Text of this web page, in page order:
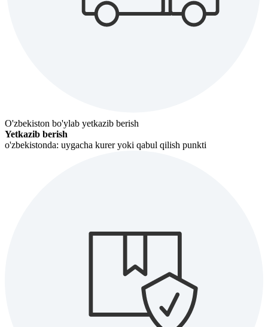
O'zbekiston bo'ylab yetkazib berish
Yetkazib berish
o'zbekistonda: uygacha kurer yoki qabul qilish punkti